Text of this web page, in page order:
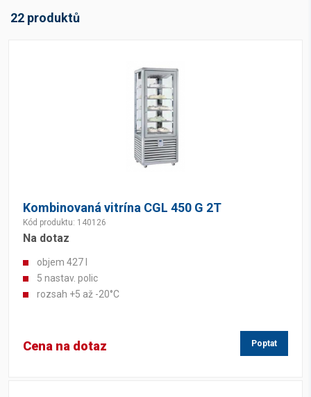
22 produktů
Kombinovaná vitrína CGL 450 G 2T
Kód produktu: 140126
Na dotaz
objem 427 l
5 nastav. polic
rozsah +5 až -20°C
Cena na dotaz Poptat